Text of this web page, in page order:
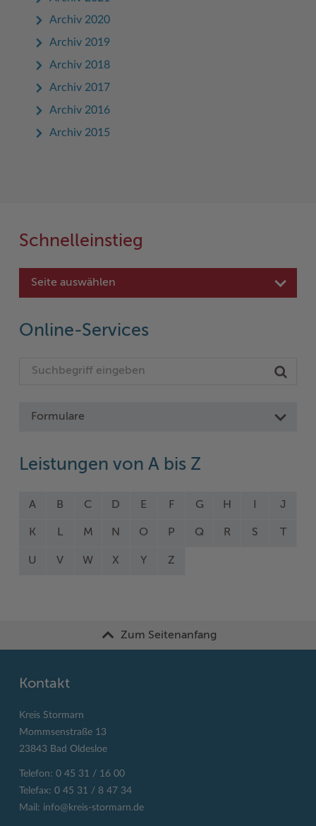
Archiv 2020
Archiv 2019
Archiv 2018
Archiv 2017
Archiv 2016
Archiv 2015
Schnelleinstieg
Seite auswählen
Online-Services
Formulare
Leistungen von A bis Z
A B C D E F G H J
K L M N O P Q R S T
U V W X Y Z
Zum Seitenanfang
Kontakt
Kreis Stormarn
Mommsenstraße 13
23843 Bad Oldesloe
Telefon: 0 45 31 / 16 00
Telefax: 0 45 31 / 8 47 34
Mail: info@kreis-stormarn.de